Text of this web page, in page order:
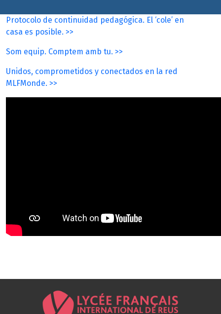
Protocolo de continuidad pedagógica. El ‘cole’ en
casa es posible. >>
Som equip. Comptem amb tu. >>
Unidos, comprometidos y conectados en la red
MLFMonde. >>